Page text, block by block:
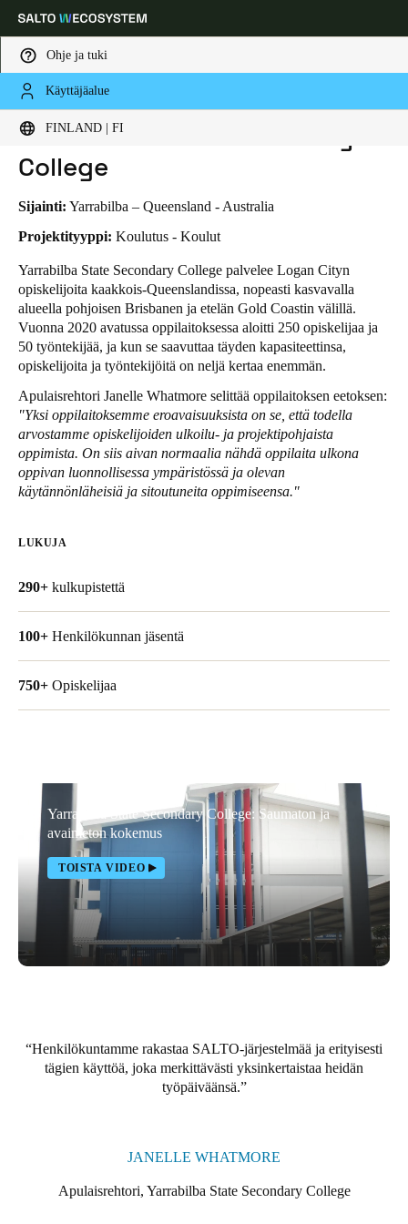
Ohje ja tuki
Käyttäjäalue
FINLAND | FI
Choose your location and language settings
Global
Finland|Finnish
Germany
Deutsch
Switzerland
United Kingdom
English
Ireland
Français
Netherlands
Español
Portugal
Português
Italy
Italiano
Poland
Polski
English
HOME TOIMIALAT
YARRABILBA STATE SECONDARY COLLEGE
Yarrabilba State Secondary
College
Sijainti: Yarrabilba – Queensland - Australia
Projektityyppi: Koulutus - Koulut
Yarrabilba State Secondary College palvelee Logan Cityn
opiskelijoita kaakkois-Queenslandissa, nopeasti kasvavalla
alueella pohjoisen Brisbanen ja etelän Gold Coastin välillä.
Vuonna 2020 avatussa oppilaitoksessa aloitti 250 opiskelijaa ja
50 työntekijää, ja kun se saavuttaa täyden kapasiteettinsa,
opiskelijoita ja työntekijöitä on neljä kertaa enemmän.
Apulaisrehtori Janelle Whatmore selittää oppilaitoksen eetoksen:
"Yksi oppilaitoksemme eroavaisuuksista on se, että todella
arvostamme opiskelijoiden ulkoilu- ja projektipohjaista
oppimista. On siis aivan normaalia nähdä oppilaita ulkona
oppivan luonnollisessa ympäristössä ja olevan
käytännönläheisiä ja sitoutuneita oppimiseensa."
LUKUJA
290+ kulkupistettä
100+ Henkilökunnan jäsentä
750+ Opiskelijaa
Yarrabilba State Secondary College: Saumaton ja
avaimeton kokemus
TOISTA VIDEO
Henkilökuntamme rakastaa SALTO-järjestelmää ja erityisesti
tägien käyttöä, joka merkittävästi yksinkertaistaa heidän
työpäiväänsä.
JANELLE WHATMORE
Apulaisrehtori, Yarrabilba State Secondary College